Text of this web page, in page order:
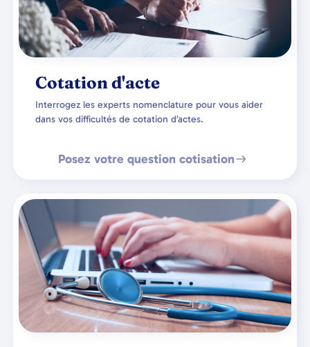
Cotation d'acte
Interrogez les experts nomenclature pour vous aider
dans vos difficultés de cotation d’actes.
Posez votre question cotisation